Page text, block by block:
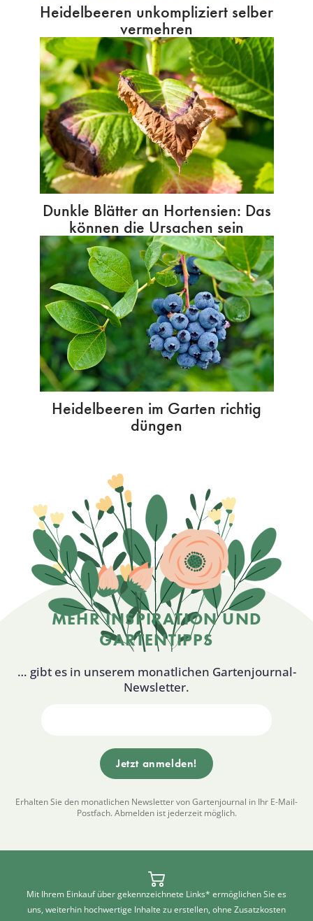
Heidelbeeren unkompliziert selber
vermehren
Dunkle Blätter an Hortensien: Das
können die Ursachen sein
Heidelbeeren im Garten richtig
düngen
MEHR INSPIRATION UND
GARTENTIPPS
… gibt es in unserem monatlichen Gartenjournal-
Newsletter.
Erhalten Sie den monatlichen Newsletter von Gartenjournal in Ihr E-Mail-
Postfach. Abmelden ist jederzeit möglich.
Mit Ihrem Einkauf über gekennzeichnete Links* ermöglichen Sie es
uns, weiterhin hochwertige Inhalte zu erstellen, ohne Zusatzkosten